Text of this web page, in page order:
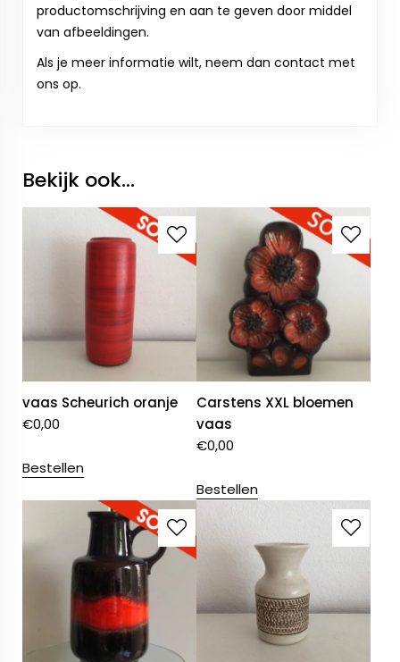
productomschrijving en aan te geven door middel
van afbeeldingen.
Als je meer informatie wilt, neem dan contact met
ons op.
Bekijk ook...
vaas Scheurich oranje
€0,00
Bestellen
Carstens XXL bloemen
vaas
€0,00
Bestellen